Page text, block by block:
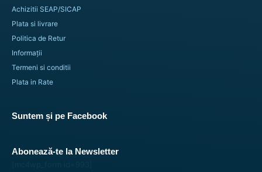
Achizitii SEAP/SICAP
Plata si livrare
Politica de Retur
Informații
Termeni si conditii
Plata in Rate
Suntem și pe Facebook
Abonează-te la Newsletter